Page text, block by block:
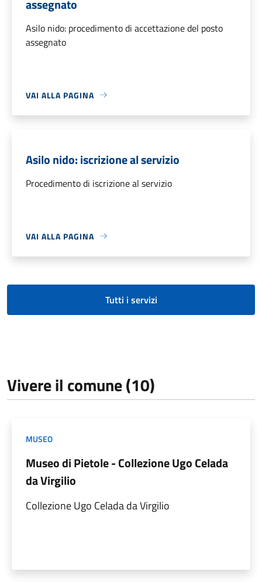
assegnato
Asilo nido: procedimento di accettazione del posto
assegnato
VAI ALLA PAGINA
Asilo nido: iscrizione al servizio
Procedimento di iscrizione al servizio
VAI ALLA PAGINA
Tutti i servizi
Vivere il comune (10)
MUSEO
Museo di Pietole - Collezione Ugo Celada
da Virgilio
Collezione Ugo Celada da Virgilio